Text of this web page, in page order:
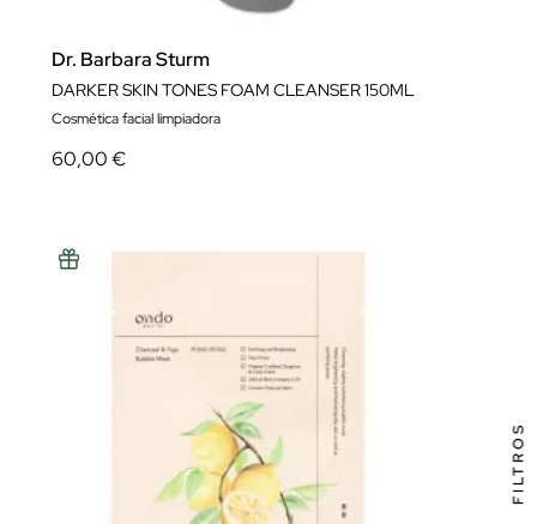
Dr. Barbara Sturm
DARKER SKIN TONES FOAM CLEANSER 150ML
Cosmética facial limpiadora
60,00 €
FILTROS